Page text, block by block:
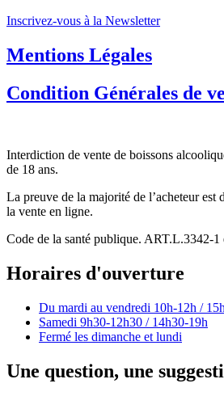
Inscrivez-vous à la Newsletter
Mentions Légales
Condition Générales de
Interdiction de vente de boissons
de 18 ans.
La preuve de la majorité de l’acheteur est
la vente en ligne.
Code de la santé publique. ART.L.3342-
Horaires d'ouverture
Du mardi au vendredi 10h-12h /
Samedi 9h30-12h30 / 14h30-19h
Fermé les dimanche et lundi
Une question, une